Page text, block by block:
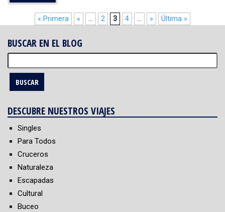
« Primera « ... 2 3 4 ... » Última »
BUSCAR EN EL BLOG
DESCUBRE NUESTROS VIAJES
Singles
Para Todos
Cruceros
Naturaleza
Escapadas
Cultural
Buceo